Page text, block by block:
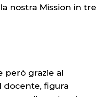
nostra Mission in tre
però grazie al
figura